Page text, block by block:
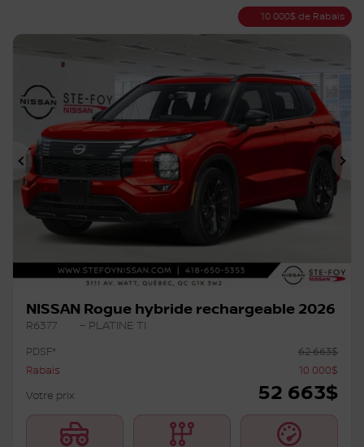
10 000$ de Rabais
Précédent
NISSAN Rogue hybride rechargeable 2026
R6377
– PLATINE TI
PDSF*
62 663$
Rabais
10 000$
Votre prix
52 663$